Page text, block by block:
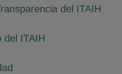
del ITAIH
del ITAIH